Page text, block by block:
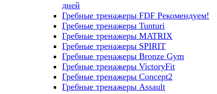
дней
Гребные тренажеры FDF Рекомендуем!
Гребные тренажеры Tunturi
Гребные тренажеры MATRIX
Гребные тренажеры SPIRIT
Гребные тренажеры Bronze Gym
Гребные тренажеры VictoryFit
Гребные тренажеры Concept2
Гребные тренажеры Assault